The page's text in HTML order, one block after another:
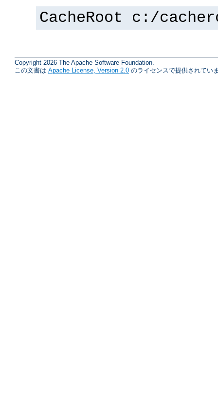
CacheRoot c:/
Copyright 2026 The Apache Software Foundation.
この文書は Apache License, Version 2.0 のライセンスで提供されてい